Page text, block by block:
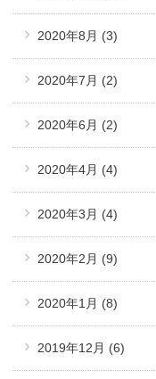
2020年8月 (3)
2020年7月 (2)
2020年6月 (2)
2020年4月 (4)
2020年3月 (4)
2020年2月 (9)
2020年1月 (8)
2019年12月 (6)